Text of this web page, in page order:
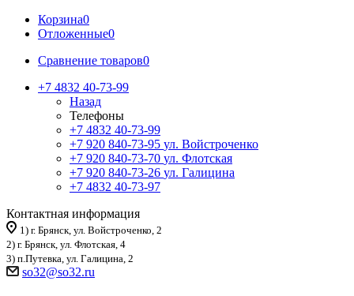
Корзина0
Отложенные0
Сравнение товаров0
+7 4832 40-73-99
Назад
Телефоны
+7 4832 40-73-99
+7 920 840-73-95 ул. Войстроченко
+7 920 840-73-70 ул. Флотская
+7 920 840-73-26 ул. Галицина
+7 4832 40-73-97
Контактная информация
1) г. Брянск, ул. Войстроченко, 2
2) г. Брянск, ул. Флотская, 4
3) п.Путевка, ул. Галицина, 2
so32@so32.ru